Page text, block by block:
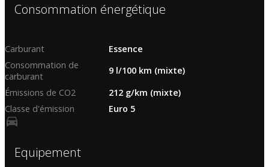
Consommation énergétique
Carburant
Essence
Consommation de
carburant
9 l/100 km (mixte)
Émissions de CO2
212 g/km (mixte)
Classe d'émission
Euro 5
Equipement